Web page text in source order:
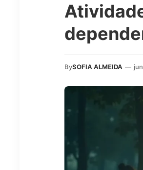
BySOFIA ALMEIDA —